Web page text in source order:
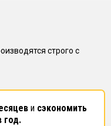
строго с
и сэкономить
год.